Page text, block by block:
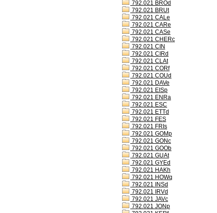
792.021 BROd
792.021 BRUt
792.021 CALe
792.021 CARe
792.021 CASe
792.021 CHERc
792.021 CIN
792.021 CIRd
792.021 CLAt
792.021 CORf
792.021 COUd
792.021 DAVe
792.021 EISp
792.021 ENRa
792.021 ESC
792.021 ETTd
792.021 FES
792.021 FRIs
792.021 GOMp
792.021 GONc
792.021 GOOb
792.021 GUAt
792.021 GYEd
792.021 HAKh
792.021 HOWq
792.021 INSd
792.021 IRVd
792.021 JAVc
792.021 JONp